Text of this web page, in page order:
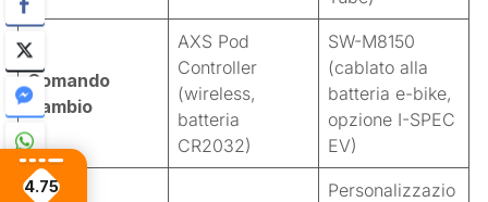
Comando
Cambio
AXS Pod
Controller
(wireless,
batteria
CR2032)
SW-M8150
(cablato alla
batteria e-bike,
opzione I-SPEC
EV)
Personalizzazio
4.75